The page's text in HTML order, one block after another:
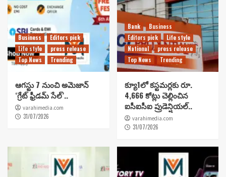
Business
Editors pick
Life style
press release
Top News
Trending
ఆగస్టు 7 నుంచి అమెజాన్
‘గ్రేట్ ఫ్రీడమ్ సేల్’..
varahimedia.com
31/07/2026
Bank
Business
Editors pick
Life style
National
press release
Top News
Trending
క్యూ1లో కస్టమర్లకు రూ.
4,666 కోట్లు చెల్లించిన
ఐసీఐసీఐ ప్రుడెన్షియల్..
varahimedia.com
31/07/2026